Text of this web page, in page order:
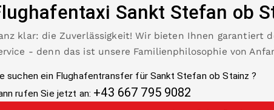
Sankt Stefan ob
klar: die Zuverlässigkeit! Wir bieten Ihnen garantiert
- denn das ist unsere Familienphilosophie von
suchen ein Flughafentransfer für Sankt Stefan ob Stainz ?
rufen Sie jetzt an: +43 667 795 9082